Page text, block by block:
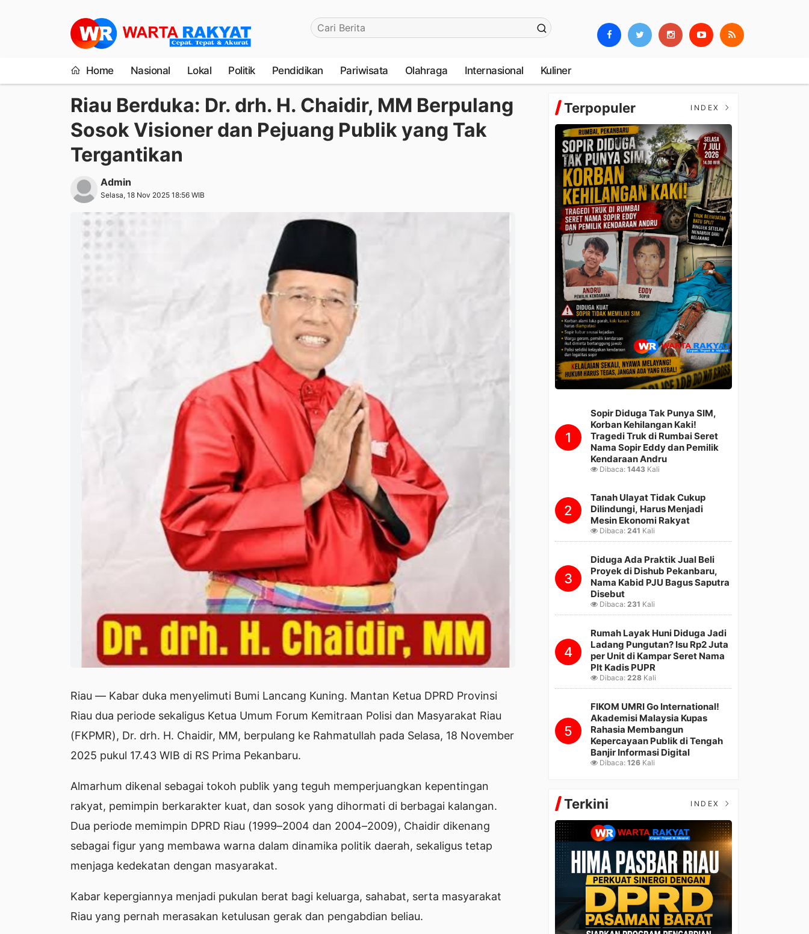
Home Nasional Lokal Politik Pendidikan Pariwisata Olahraga Internasional Kuliner
Riau Berduka: Dr. drh. H. Chaidir, MM Berpulang
Sosok Visioner dan Pejuang Publik yang Tak
Tergantikan
Admin
Selasa, 18 Nov 2025 18:56 WIB
Riau — Kabar duka menyelimuti Bumi Lancang Kuning. Mantan Ketua DPRD Provinsi
Riau dua periode sekaligus Ketua Umum Forum Kemitraan Polisi dan Masyarakat Riau
(FKPMR), Dr. drh. H. Chaidir, MM, berpulang ke Rahmatullah pada Selasa, 18 November
2025 pukul 17.43 WIB di RS Prima Pekanbaru.
Almarhum dikenal sebagai tokoh publik yang teguh memperjuangkan kepentingan
rakyat, pemimpin berkarakter kuat, dan sosok yang dihormati di berbagai kalangan.
Dua periode memimpin DPRD Riau (1999–2004 dan 2004–2009), Chaidir dikenang
sebagai figur yang membawa warna dalam dinamika politik daerah, sekaligus tetap
menjaga kedekatan dengan masyarakat.
Kabar kepergiannya menjadi pukulan berat bagi keluarga, sahabat, serta masyarakat
Riau yang pernah merasakan ketulusan gerak dan pengabdian beliau.
Terpopuler INDEX
1
Sopir Diduga Tak Punya SIM,
Korban Kehilangan Kaki!
Tragedi Truk di Rumbai Seret
Nama Sopir Eddy dan Pemilik
Kendaraan Andru
Dibaca:1443 Kali
2
Tanah Ulayat Tidak Cukup
Dilindungi, Harus Menjadi
Mesin Ekonomi Rakyat
Dibaca:241 Kali
3
Diduga Ada Praktik Jual Beli
Proyek di Dishub Pekanbaru,
Nama Kabid PJU Bagus Saputra
Disebut
Dibaca:231 Kali
4
Rumah Layak Huni Diduga Jadi
Ladang Pungutan? Isu Rp2 Juta
per Unit di Kampar Seret Nama
Plt Kadis PUPR
Dibaca:228 Kali
5
FIKOM UMRI Go International!
Akademisi Malaysia Kupas
Rahasia Membangun
Kepercayaan Publik di Tengah
Banjir Informasi Digital
Dibaca:126 Kali
Terkini INDEX